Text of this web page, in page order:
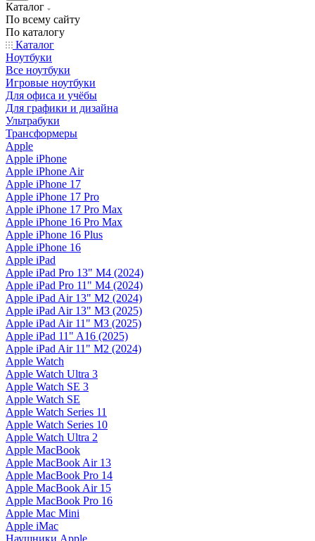
Каталог
По всему сайту
По каталогу
Каталог
Ноутбуки
Все ноутбуки
Игровые ноутбуки
Для офиса и учёбы
Для графики и дизайна
Ультрабуки
Трансформеры
Apple
Apple iPhone
Apple iPhone Air
Apple iPhone 17
Apple iPhone 17 Pro
Apple iPhone 17 Pro Max
Apple iPhone 16 Pro Max
Apple iPhone 16 Plus
Apple iPhone 16
Apple iPad
Apple iPad Pro 13" M4 (2024)
Apple iPad Pro 11" M4 (2024)
Apple iPad Air 13" M2 (2024)
Apple iPad Air 13" M3 (2025)
Apple iPad Air 11" M3 (2025)
Apple iPad 11" A16 (2025)
Apple iPad Air 11" M2 (2024)
Apple Watch
Apple Watch Ultra 3
Apple Watch SE 3
Apple Watch SE
Apple Watch Series 11
Apple Watch Series 10
Apple Watch Ultra 2
Apple MacBook
Apple MacBook Air 13
Apple MacBook Pro 14
Apple MacBook Air 15
Apple MacBook Pro 16
Apple Mac Mini
Apple iMac
Наушники Apple